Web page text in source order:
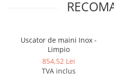
Uscator de maini Inox -
Limpio
854,52 Lei
TVA inclus